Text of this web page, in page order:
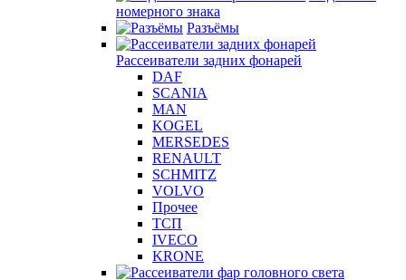
номерного знака
Разъёмы
Рассеиватели задних фонарей
DAF
SCANIA
MAN
KOGEL
MERSEDES
RENAULT
SCHMITZ
VOLVO
Прочее
ТСП
IVECO
KRONE